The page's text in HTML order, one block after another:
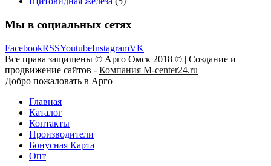
Мы в социальных сетях
FacebookRSSYoutubeInstagramVK
Все права защищены © Арго Омск 2018 © | Создание и
продвижение сайтов - Компания M-center24.ru
Добро пожаловать в Арго
Главная
Каталог
Контакты
Производители
Бонусная Карта
Опт